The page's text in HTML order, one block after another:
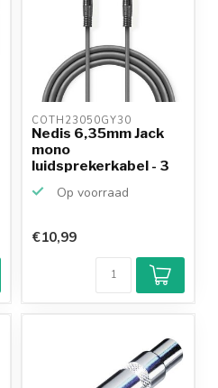
COTH23050GY30
Nedis 6,35mm Jack
mono
luidsprekerkabel - 3
Op voorraad
Klantenbeoordeling
9,2/10
Achteraf
betalen mogelijk
€10,99